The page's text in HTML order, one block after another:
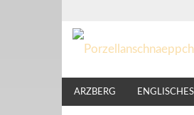
ARZBERG